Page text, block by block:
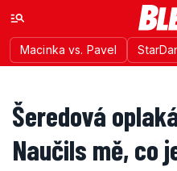
Macinka vs. Pavel
Šeredová
Naučils mě, co